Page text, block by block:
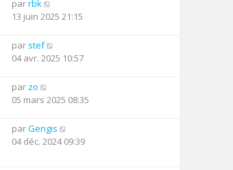
parrbk
13 juin 2025 21:15
par stef
04 avr. 2025 10:57
par zo
05 mars 2025 08:35
parGengis
04 déc. 2024 09:39